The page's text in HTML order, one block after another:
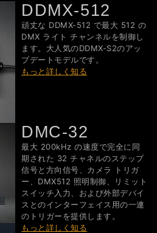
DDMX-512
頑丈な DDMX-512 で最大 512 の
DMX ライト チャンネルを制御し
ます。大人気のDDMX-S2のアッ
プデートモデルです。
もっと詳しく知る
DMC-32
最大 200kHz の速度で完全に同
期された 32 チャネルのステップ
信号と方向信号、カメラ トリガ
ー、DMX512 照明制御、リミット
スイッチ入力、および外部デバイ
スとのインターフェイス用の一連
のトリガーを提供します。
もっと詳しく知る